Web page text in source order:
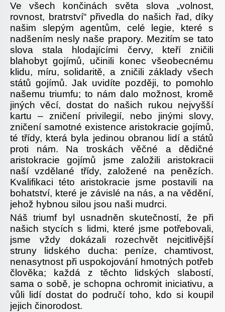
Ve všech končinách světa slova „volnost,
rovnost, bratrství“ přivedla do našich řad, díky
našim slepým agentům, celé legie, které s
nadšením nesly naše prapory. Mezitím se tato
slova stala hlodajícími červy, kteří zničili
blahobyt gojímů, učinili konec všeobecnému
klidu, míru, solidaritě, a zničili základy všech
států gojímů. Jak uvidíte později, to pomohlo
našemu triumfu; to nám dalo možnost, kromě
jiných věcí, dostat do našich rukou nejvyšší
kartu – zničení privilegií, nebo jinými slovy,
zničení samotné existence aristokracie gojímů,
té třídy, která byla jedinou obranou lidí a států
proti nám. Na troskách věčné a dědičné
aristokracie gojímů jsme založili aristokracii
naší vzdělané třídy, založené na penězích.
Kvalifikaci této aristokracie jsme postavili na
bohatství, které je závislé na nás, a na vědění,
jehož hybnou silou jsou naši mudrci.
Náš triumf byl usnadněn skutečností, že při
našich stycích s lidmi, které jsme potřebovali,
jsme vždy dokázali rozechvět nejcitlivější
struny lidského ducha: peníze, chamtivost,
nenasytnost při uspokojování hmotných potřeb
člověka; každá z těchto lidských slabostí,
sama o sobě, je schopna ochromit iniciativu, a
vůli lidí dostat do područí toho, kdo si koupil
jejich činorodost.